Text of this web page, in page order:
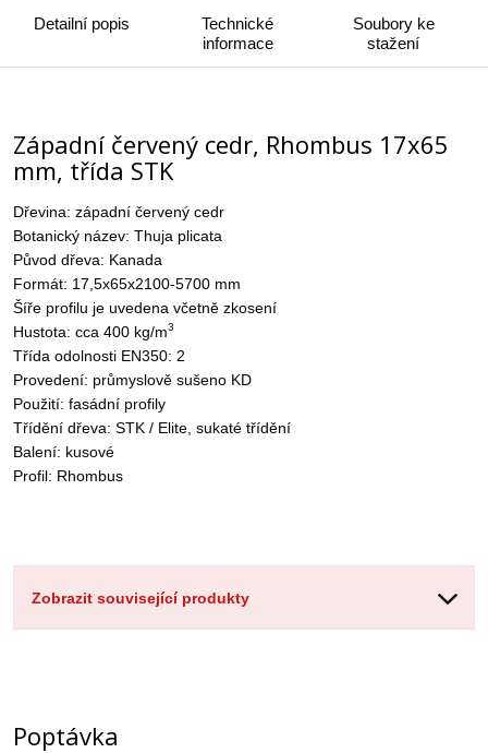
Detailní popis
Technické
informace
Soubory ke
stažení
Západní červený cedr, Rhombus 17x65
mm, třída STK
Dřevina: západní červený cedr
Botanický název: Thuja plicata
Původ dřeva: Kanada
Formát: 17,5x65x2100-5700 mm
Šíře profilu je uvedena včetně zkosení
Hustota: cca 400 kg/m3
Třída odolnosti EN350: 2
Provedení: průmyslově sušeno KD
Použití: fasádní profily
Třídění dřeva: STK / Elite, sukaté třídění
Balení: kusové
Profil: Rhombus
Zobrazit související produkty
Poptávka